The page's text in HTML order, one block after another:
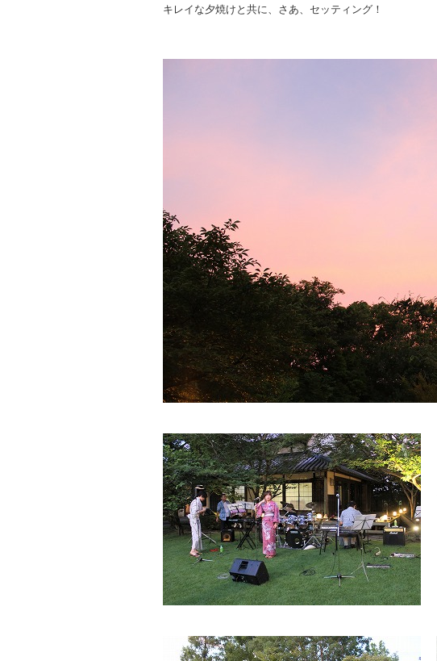
キレイな夕焼けと共に、さあ、セッティング！